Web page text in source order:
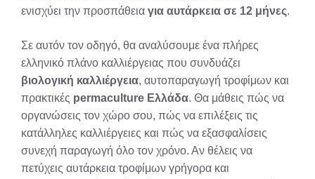
ενισχύει την προσπάθεια για αυτάρκεια σε 12 μήνες.
Σε αυτόν τον οδηγό, θα αναλύσουμε ένα πλήρες
ελληνικό πλάνο καλλιέργειας που συνδυάζει
βιολογική καλλιέργεια, αυτοπαραγωγή τροφίμων και
πρακτικές permaculture Ελλάδα. Θα μάθεις πώς να
οργανώσεις τον χώρο σου, πώς να επιλέξεις τις
κατάλληλες καλλιέργειες και πώς να εξασφαλίσεις
συνεχή παραγωγή όλο τον χρόνο. Αν θέλεις να
πετύχεις αυτάρκεια τροφίμων γρήγορα και